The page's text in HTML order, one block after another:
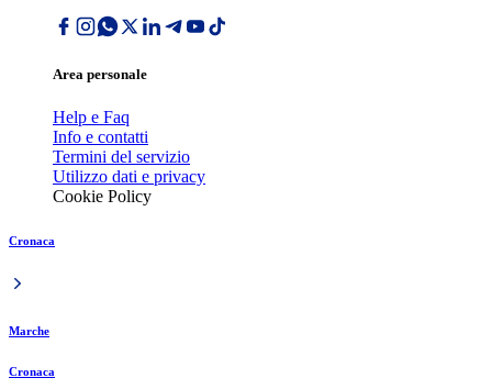
Area personale
Help e Faq
Info e contatti
Termini del servizio
Utilizzo dati e privacy
Cookie Policy
Cronaca
Marche
Cronaca